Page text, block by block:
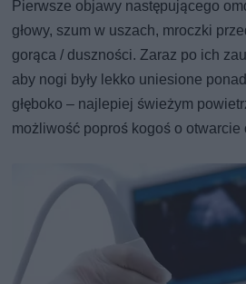
Pierwsze objawy następującego
głowy, szum w uszach, mroczki
gorąca / duszności. Zaraz po ich
aby nogi były lekko uniesione
głęboko – najlepiej świeżym
możliwość poproś kogoś o otwarcie